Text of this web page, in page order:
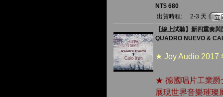
NT$ 680
出貨時程:
2-3 天
【線上試聽】新四重奏
QUADRO NUEVO &
★ Joy Audio 2017
★ 德國唱片工業爵
展現世界音樂璀璨